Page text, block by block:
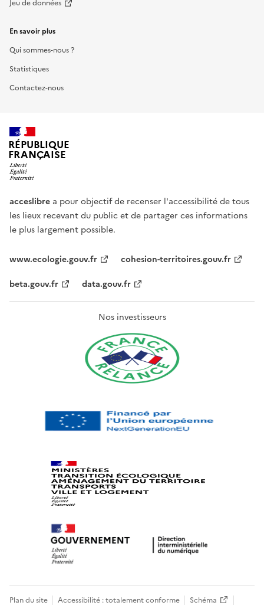
Jeu de données
En savoir plus
Qui sommes-nous ?
Statistiques
Contactez-nous
RÉPUBLIQUE
FRANÇAISE
acceslibre a pour objectif de recenser l'accessibilité de tous
les lieux recevant du public et de partager ces informations
le plus largement possible.
www.ecologie.gouv.fr
cohesion-territoires.gouv.fr
beta.gouv.fr
data.gouv.fr
Nos investisseurs
Plan du site Accessibilité : totalement conforme Schéma